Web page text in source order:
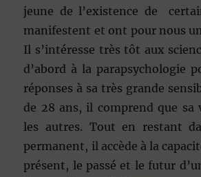
jeune de l’existence de
manifestent et ont pour nous
Il s’intéresse très tôt aux
d’abord à la parapsychologie
réponses à sa très grande
de 28 ans, il comprend que sa
les autres. Tout en restant
permanent, il accède à la
présent, le passé et le futur